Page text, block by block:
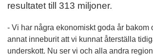
resultatet till 313 miljoner.
- Vi har några ekonomiskt goda år bakom
annat inneburit att vi kunnat återställa
underskott. Nu ser vi och alla andra